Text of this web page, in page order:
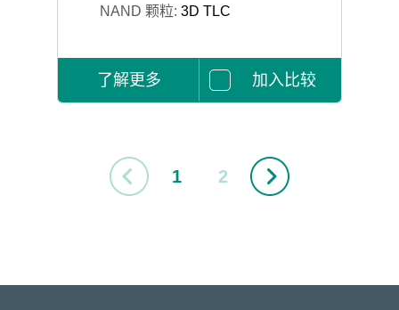
NAND 颗粒: 3D TLC
了解更多 加入比较
1 2